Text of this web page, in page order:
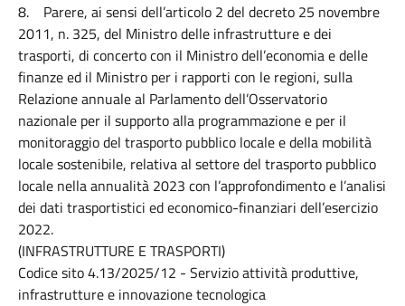
8. Parere, ai sensi dell’articolo 2 del decreto 25 novembre
2011, n. 325, del Ministro delle infrastrutture e dei
trasporti, di concerto con il Ministro dell’economia e delle
finanze ed il Ministro per i rapporti con le regioni, sulla
Relazione annuale al Parlamento dell’Osservatorio
nazionale per il supporto alla programmazione e per il
monitoraggio del trasporto pubblico locale e della mobilità
locale sostenibile, relativa al settore del trasporto pubblico
locale nella annualità 2023 con l’approfondimento e l’analisi
dei dati trasportistici ed economico-finanziari dell’esercizio
2022.
(INFRASTRUTTURE E TRASPORTI)
Codice sito 4.13/2025/12 - Servizio attività produttive,
infrastrutture e innovazione tecnologica